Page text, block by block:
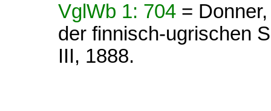
VglWb 1: 704 =
der finnisch-ugrischen
III, 1888.